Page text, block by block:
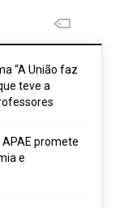
“A União faz
teve a
promete
e